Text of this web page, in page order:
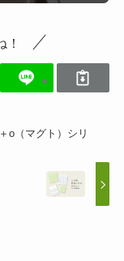
o（マグト）シリ